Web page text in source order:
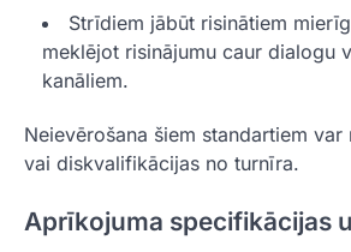
Strīdiem jābūt risinātiem
meklējot risinājumu caur dialogu
kanāliem.
Neievērošana šiem standartiem
vai diskvalifikācijas no turnīra.
Aprīkojuma specifikācijas